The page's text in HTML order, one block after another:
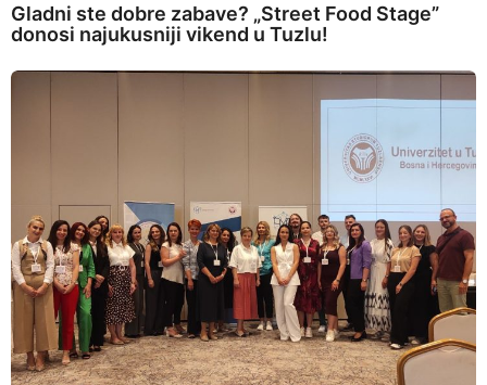
Gladni ste dobre zabave? „Street Food Stage”
donosi najukusniji vikend u Tuzlu!